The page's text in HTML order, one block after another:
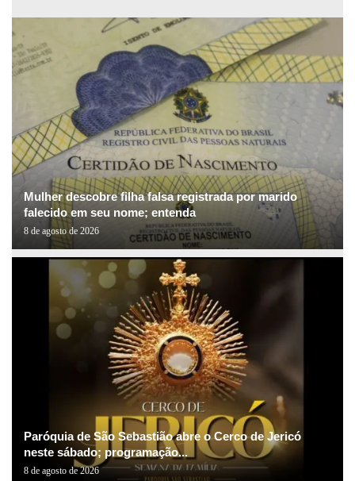
Mulher descobre filha falsa registrada por marido
falecido em seu nome; entenda
8 de agosto de 2026
Paróquia de São Sebastião abre o Cerco de Jericó
neste sábado; programação...
8 de agosto de 2026